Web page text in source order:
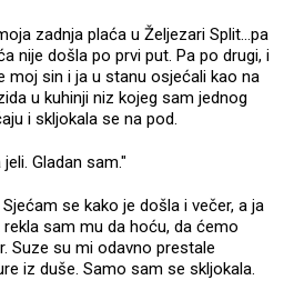
zadnja plaća u Željezari Split...pa
nije došla po prvi put. Pa po drugi, i
moj sin i ja u stanu osjećali kao na
u kuhinji niz kojeg sam jednog
i skljokala se na pod.
Gladan sam."
se kako je došla i večer, a ja
sam mu da hoću, da ćemo
Suze su mi odavno prestale
iz duše. Samo sam se skljokala.